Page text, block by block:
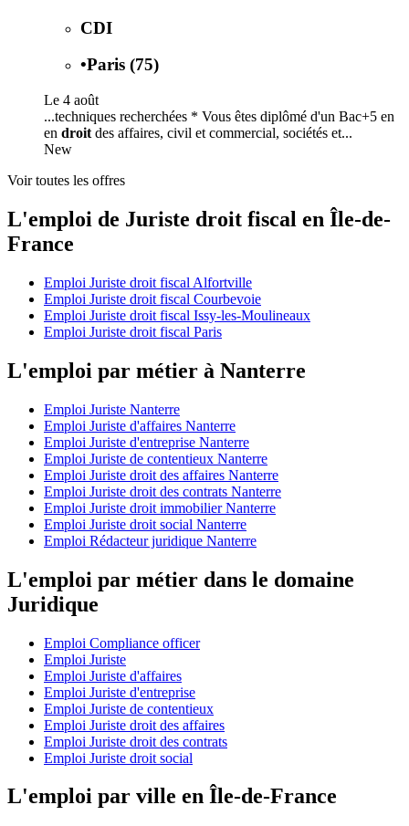
CDI
•Paris (75)
Le 4 août
...techniques recherchées * Vous êtes diplômé d'un Bac+5 en
en droit des affaires, civil et commercial, sociétés et...
New
Voir toutes les offres
L'emploi de Juriste droit fiscal en Île-de-
France
Emploi Juriste droit fiscal Alfortville
Emploi Juriste droit fiscal Courbevoie
Emploi Juriste droit fiscal Issy-les-Moulineaux
Emploi Juriste droit fiscal Paris
L'emploi par métier à Nanterre
Emploi Juriste Nanterre
Emploi Juriste d'affaires Nanterre
Emploi Juriste d'entreprise Nanterre
Emploi Juriste de contentieux Nanterre
Emploi Juriste droit des affaires Nanterre
Emploi Juriste droit des contrats Nanterre
Emploi Juriste droit immobilier Nanterre
Emploi Juriste droit social Nanterre
Emploi Rédacteur juridique Nanterre
L'emploi par métier dans le domaine
Juridique
Emploi Compliance officer
Emploi Juriste
Emploi Juriste d'affaires
Emploi Juriste d'entreprise
Emploi Juriste de contentieux
Emploi Juriste droit des affaires
Emploi Juriste droit des contrats
Emploi Juriste droit social
L'emploi par ville en Île-de-France